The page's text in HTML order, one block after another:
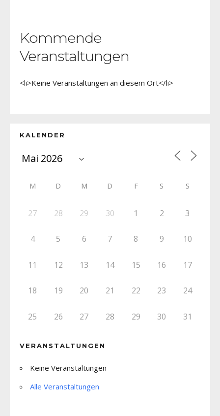
Kommende
Veranstaltungen
<li>Keine Veranstaltungen an diesem Ort</li>
KALENDER
M D M D F S S
27 28 29 30 1 2 3
4 5 6 7 8 9 10
11 12 13 14 15 16 17
18 19 20 21 22 23 24
25 26 27 28 29 30 31
VERANSTALTUNGEN
Keine Veranstaltungen
Alle Veranstaltungen